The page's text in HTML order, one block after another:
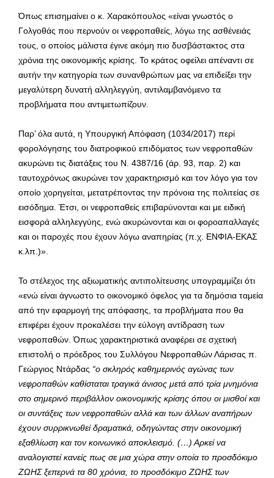
Όπως επισημαίνει ο κ. Χαρακόπουλος «είναι γνωστός ο
Γολγοθάς που περνούν οι νεφροπαθείς, λόγω της ασθένειάς
τους, ο οποίος μάλιστα έγινε ακόμη πιο δυσβάστακτος στα
χρόνια της οικονομικής κρίσης. Το κράτος οφείλει απέναντι σε
αυτήν την κατηγορία των συνανθρώπων μας να επιδείξει την
μεγαλύτερη δυνατή αλληλεγγύη, αντιλαμβανόμενο τα
προβλήματα που αντιμετωπίζουν.
Παρ’ όλα αυτά, η Υπουργική Απόφαση (1034/2017) περί
φορολόγησης του διατροφικού επιδόματος των νεφροπαθών
ακυρώνει τις διατάξεις του Ν. 4387/16 (άρ. 93, παρ. 2) και
ταυτοχρόνως ακυρώνει τον χαρακτηρισμό και τον λόγο για τον
οποίο χορηγείται, μετατρέποντας την πρόνοια της πολιτείας σε
εισόδημα. Έτσι, οι νεφροπαθείς επιβαρύνονται και με ειδική
εισφορά αλληλεγγύης, ενώ ακυρώνονται και οι φοροαπαλλαγές
και οι παροχές που έχουν λόγω αναπηρίας (π.χ. ΕΝΦΙΑ-ΕΚΑΣ
κ.λπ.)».
Το στέλεχος της αξιωματικής αντιπολίτευσης υπογραμμίζει ότι
«ενώ είναι άγνωστο το οικονομικό όφελος για τα δημόσια ταμεία
από την εφαρμογή της απόφασης, τα προβλήματα που θα
επιφέρει έχουν προκαλέσει την εύλογη αντίδραση των
νεφροπαθών. Όπως χαρακτηριστικά αναφέρει σε σχετική
επιστολή ο πρόεδρος του Συλλόγου Νεφροπαθών Λάρισας π.
Γεώργιος Ντάρδας “ο σκληρός καθημερινός αγώνας των
νεφροπαθών καθίσταται τραγικά άνισος μετά από τρία μνημόνια
στο σημερινό περιβάλλον οικονομικής κρίσης όπου οι μισθοί και
οι συντάξεις των νεφροπαθών αλλά και των άλλων αναπήρων
έχουν συρρικνωθεί δραματικά, οδηγώντας στην οικονομική
εξαθλίωση και τον κοινωνικό αποκλεισμό. (…) Αρκεί να
αναλογιστεί κανείς πως σε μια χώρα στην οποία το προσδόκιμο
ΖΩΗΣ ξεπερνά τα 80 χρόνια, το προσδόκιμο ΖΩΗΣ των